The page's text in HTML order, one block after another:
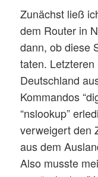
Zunächst ließ
dem Router in
dann, ob diese
taten.
Deutschland
Kommandos
“nslookup”
verweigert den
aus dem
Also musste